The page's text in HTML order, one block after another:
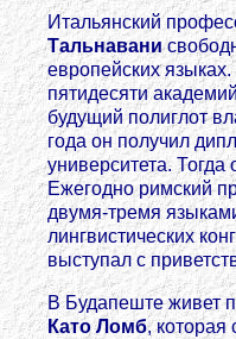
Итальянский
Тальнавани
европейских
пятидесяти
будущий полиглот
года он получил
университета. Тогда
Ежегодно римский
двумя-тремя
лингвистических
выступал с
В Будапеште живет
Като Ломб, которая